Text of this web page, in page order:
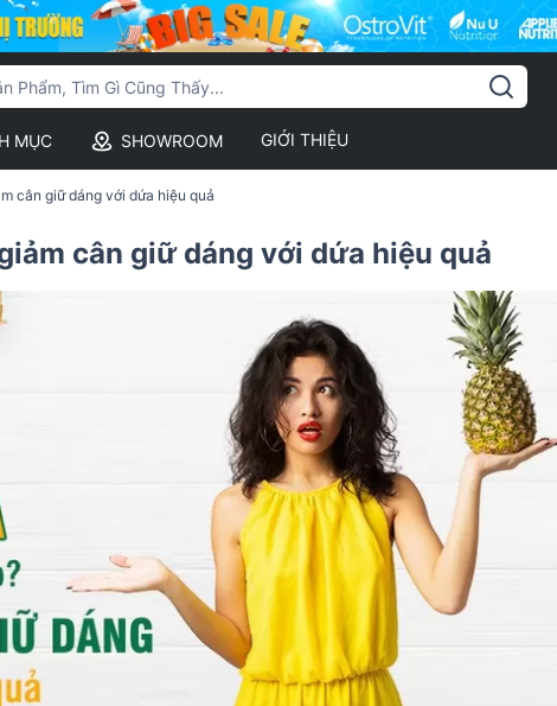
MỤC SHOWROOM GIỚI THIỆU
cân giữ dáng với dứa hiệu quả
cân giữ dáng với dứa hiệu quả